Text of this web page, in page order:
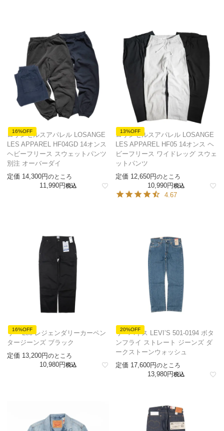
16%OFF
ロサンゼルスアパレル LOSANGE
LES APPAREL HF04GD 14オンス
ヘビーフリース スウェットパンツ
別注 オーバーダイ
定価 14,300 のところ
11,990 税込
13%OFF
ロサンゼルスアパレル LOSANGE
LES APPAREL HF05 14オンス ヘ
ビーフリース ワイドレッグ スウェ
ットパンツ
定価 12,650 のところ
10,990 税込
4.67
16%OFF
リー Lee レジェンダリーカーペン
タージーンズ ブラック
定価 13,200 のところ
10,980 税込
20%OFF
リーバイス LEVI’S 501-0194 ボタ
ンフライ ストレート ジーンズ ダ
ークストーンウォッシュ
定価 17,600 のところ
13,980 税込